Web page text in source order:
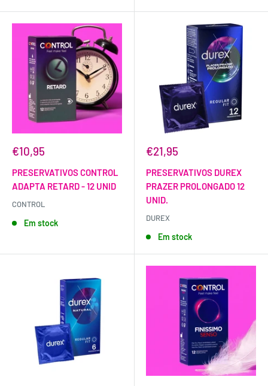
€10,95
PRESERVATIVOS CONTROL
ADAPTA RETARD - 12 UNID
CONTROL
Em stock
€21,95
PRESERVATIVOS DUREX
PRAZER PROLONGADO 12
UNID.
DUREX
Em stock